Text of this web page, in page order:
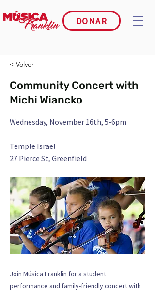
DONAR
< Volver
Community Concert with
Michi Wiancko
Wednesday, November 16th, 5-6pm
Temple Israel
27 Pierce St, Greenfield
Join Música Franklin for a student
performance and family-friendly concert with